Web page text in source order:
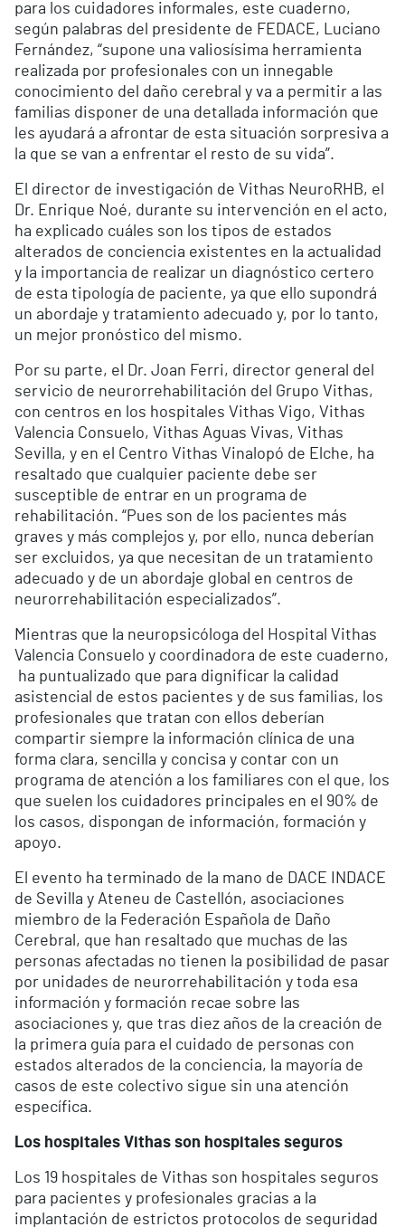
para los cuidadores informales, este cuaderno,
según palabras del presidente de FEDACE, Luciano
Fernández, “supone una valiosísima herramienta
realizada por profesionales con un innegable
conocimiento del daño cerebral y va a permitir a las
familias disponer de una detallada información que
les ayudará a afrontar de esta situación sorpresiva a
la que se van a enfrentar el resto de su vida”.
El director de investigación de Vithas NeuroRHB, el
Dr. Enrique Noé, durante su intervención en el acto,
ha explicado cuáles son los tipos de estados
alterados de conciencia existentes en la actualidad
y la importancia de realizar un diagnóstico certero
de esta tipología de paciente, ya que ello supondrá
un abordaje y tratamiento adecuado y, por lo tanto,
un mejor pronóstico del mismo.
Por su parte, el Dr. Joan Ferri, director general del
servicio de neurorrehabilitación del Grupo Vithas,
con centros en los hospitales Vithas Vigo, Vithas
Valencia Consuelo, Vithas Aguas Vivas, Vithas
Sevilla, y en el Centro Vithas Vinalopó de Elche, ha
resaltado que cualquier paciente debe ser
susceptible de entrar en un programa de
rehabilitación. “Pues son de los pacientes más
graves y más complejos y, por ello, nunca deberían
ser excluidos, ya que necesitan de un tratamiento
adecuado y de un abordaje global en centros de
neurorrehabilitación especializados”.
Mientras que la neuropsicóloga del Hospital Vithas
Valencia Consuelo y coordinadora de este cuaderno,
ha puntualizado que para dignificar la calidad
asistencial de estos pacientes y de sus familias, los
profesionales que tratan con ellos deberían
compartir siempre la información clínica de una
forma clara, sencilla y concisa y contar con un
programa de atención a los familiares con el que, los
que suelen los cuidadores principales en el 90% de
los casos, dispongan de información, formación y
apoyo.
El evento ha terminado de la mano de DACE INDACE
de Sevilla y Ateneu de Castellón, asociaciones
miembro de la Federación Española de Daño
Cerebral, que han resaltado que muchas de las
personas afectadas no tienen la posibilidad de pasar
por unidades de neurorrehabilitación y toda esa
información y formación recae sobre las
asociaciones y, que tras diez años de la creación de
la primera guía para el cuidado de personas con
estados alterados de la conciencia, la mayoría de
casos de este colectivo sigue sin una atención
específica.
Los hospitales Vithas son hospitales seguros
Los 19 hospitales de Vithas son hospitales seguros
para pacientes y profesionales gracias a la
implantación de estrictos protocolos de seguridad